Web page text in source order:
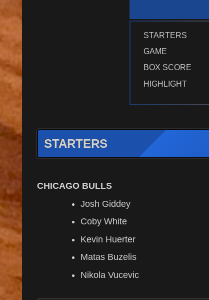
STARTERS
GAME
BOX SCORE
HIGHLIGHT
STARTERS
CHICAGO BULLS
Josh Giddey
Coby White
Kevin Huerter
Matas Buzelis
Nikola Vucevic